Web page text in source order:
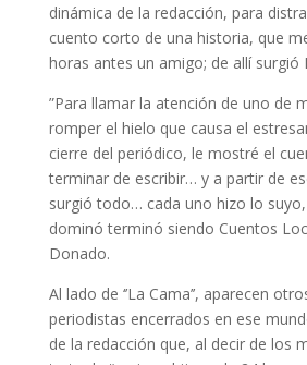
dinámica de la redacción, para
cuento corto de una historia, que
horas antes un amigo; de allí surgió
”Para llamar la atención de uno de
romper el hielo que causa el
cierre del periódico, le mostré el
terminar de escribir… y a partir de
surgió todo… cada uno hizo lo
dominó terminó siendo Cuentos
Donado.
Al lado de ‘’La Cama’’, aparecen
periodistas encerrados en ese
de la redacción que, al decir de los